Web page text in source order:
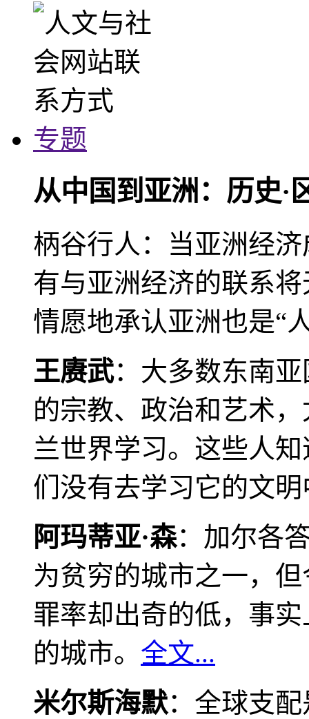
专题
从中国到亚洲：历史·
柄谷行人：当亚洲经
有与亚洲经济的联系
情愿地承认亚洲也是“
王赓武：大多数东南
的宗教、政治和艺术
兰世界学习。这些人
们没有去学习它的文
阿玛蒂亚·森：加尔各
为贫穷的城市之一，
罪率却出奇的低，事
的城市。 全文...
米尔斯海默：全球支